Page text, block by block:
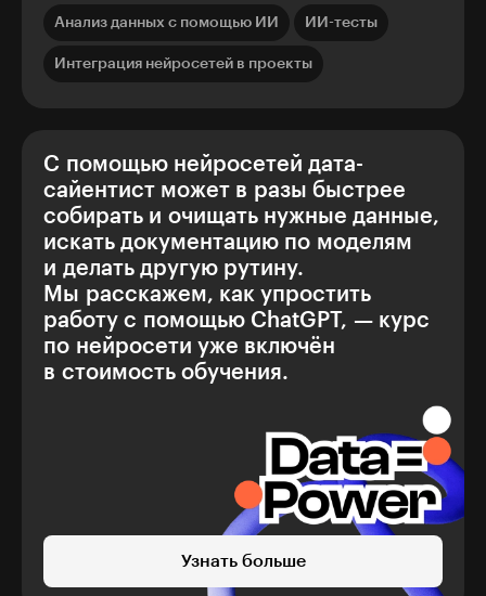
Анализ данных с помощью ИИ ИИ-тесты
Интеграция нейросетей в проекты
С помощью нейросетей дата-
сайентист может в разы быстрее
собирать и очищать нужные данные,
искать документацию по моделям
и делать другую рутину.
Мы расскажем, как упростить
работу с помощью ChatGPT, — курс
по нейросети уже включён
в стоимость обучения.
Узнать больше